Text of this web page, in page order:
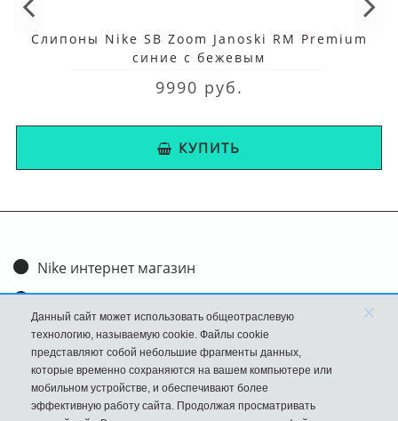
Слипоны Nike SB Zoom Janoski RM Premium
синие с бежевым
9990 руб.
КУПИТЬ
Nike интернет магазин
Доставка и оплата
Обмен и возврат
Размеры
FAQ
Данный сайт может использовать общеотраслевую
технологию, называемую cookie. Файлы cookie
представляют собой небольшие фрагменты данных,
которые временно сохраняются на вашем компьютере или
мобильном устройстве, и обеспечивают более
эффективную работу сайта. Продолжая просматривать
×